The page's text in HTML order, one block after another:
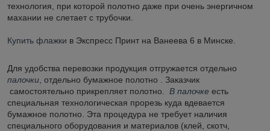
технология, при которой полотно даже при очень энергичном
махании не слетает с трубочки.
Купить флажки в Экспресс Принт на Ванеева 6 в Минске.
Для удобства перевозки продукция отгружается отдельно
палочки , отдельно бумажное полотно . Заказчик
самостоятельно прикрепляет полотно.
В палочке есть
специальная технологическая прорезь куда вдевается
бумажное полотно. Эта процедура не требует наличия
специального оборудования и материалов (клей, скотч,